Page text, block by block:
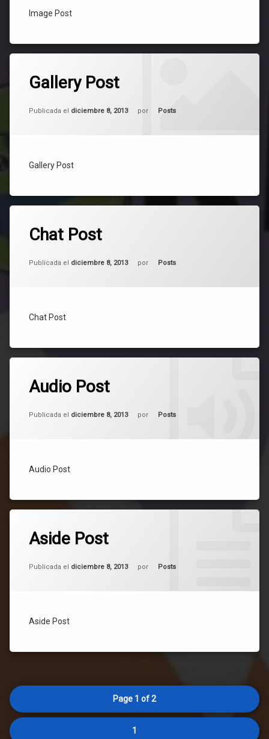
Image Post
Gallery Post
Publicada el diciembre 8, 2013
Actualizado el
por Categorías:
Posts
Gallery Post
Postscomentarios
en
Post
Chat Post
Publicada el diciembre 8, 2013
Actualizado el
por Categorías:
Posts
Chat Post
Postscomentarios
en
Post
Audio Post
Publicada el diciembre 8, 2013
Actualizado el
por Categorías:
Posts
Audio Post
Postscomentarios
en
Post
Aside Post
Publicada el diciembre 8, 2013
Actualizado el
por Categorías:
Posts
Aside Post
Postscomentarios
en
Post
Page 1 of 2
1